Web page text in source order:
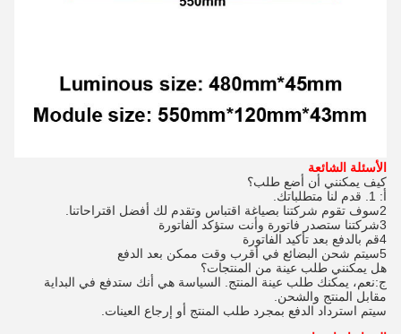
الأسئلة الشائعة
كيف يمكنني أن أضع طلب؟
أ: 1. قدم لنا متطلباتك.
2سوف تقوم شركتنا بصياغة اقتباس وتقدم لك أفضل اقتراحاتنا.
3شركتنا ستصدر فاتورة وأنت ستؤكد الفاتورة
4قم بالدفع بعد تأكيد الفاتورة
5سيتم شحن البضائع في أقرب وقت ممكن بعد الدفع
هل يمكنني طلب عينة من المنتجات؟
ج:نعم، يمكنك طلب عينة المنتج. السياسة هي أنك ستدفع في البداية
مقابل المنتج والشحن.
سيتم استرداد الدفع بمجرد طلب المنتج أو إرجاع العينات.